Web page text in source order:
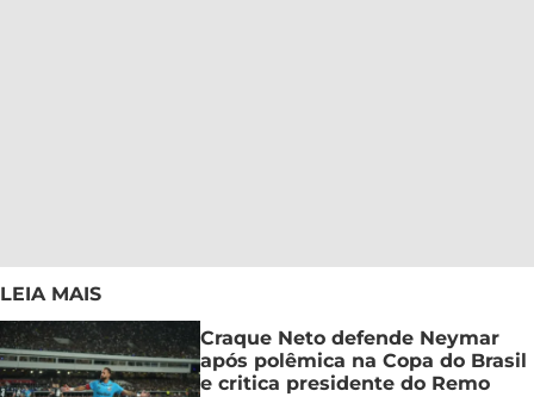
LEIA MAIS
Craque Neto defende Neymar
após polêmica na Copa do Brasil
e critica presidente do Remo